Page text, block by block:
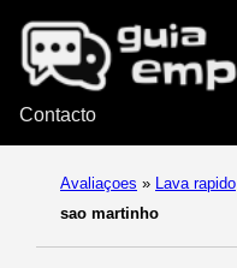
Contacto
Avaliaçoes » Lava rapido
sao martinho